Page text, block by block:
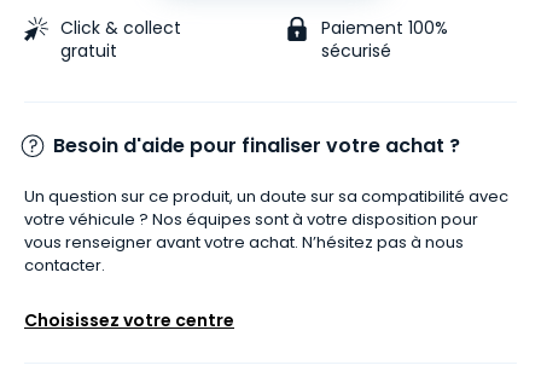
Click & collect
gratuit
Paiement 100%
sécurisé
Besoin d'aide pour finaliser votre achat ?
Un question sur ce produit, un doute sur sa compatibilité avec
votre véhicule ? Nos équipes sont à votre disposition pour
vous renseigner avant votre achat. N’hésitez pas à nous
contacter.
Choisissez votre centre